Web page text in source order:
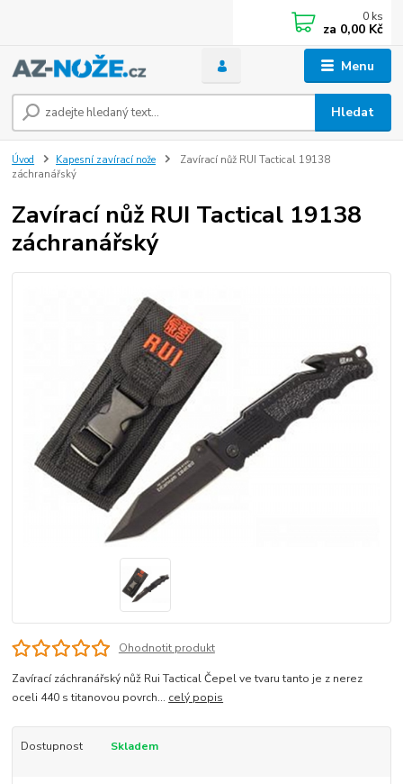
Menu
Hledat
0 ks
za 0,00 Kč
Úvod Kapesní zavírací nože
Zavírací nůž RUI Tactical 19138
záchranářský
Zavírací nůž RUI Tactical 19138
záchranářský
Ohodnotit produkt
Zavírací záchranářský nůž Rui Tactical Čepel ve tvaru tanto je z nerez
oceli 440 s titanovou povrch... celý popis
Dostupnost Skladem